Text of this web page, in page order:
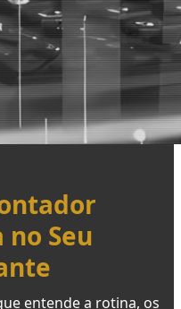
Seu
entende a rotina, os